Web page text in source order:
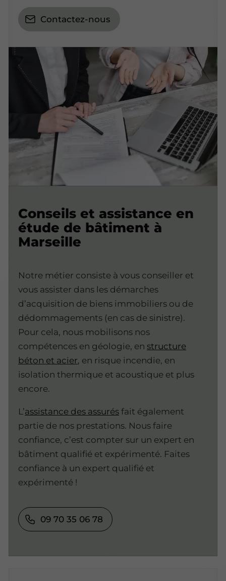
Contactez-nous
Conseils et assistance en
étude de bâtiment à
Marseille
Notre métier consiste à vous conseiller et
vous assister dans les démarches
d’acquisition de biens immobiliers ou de
dédommagements (en cas de sinistre).
Pour cela, nous mobilisons nos
compétences en géologie, en structure
béton et acier, en risque incendie, en
isolation thermique et acoustique et plus
encore.
L’assistance des assurés fait également
partie de nos prestations. Nous faire
confiance, c’est compter sur un expert en
bâtiment qualifié et expérimenté. Faites
confiance à un expert qualifié et
expérimenté !
09 70 35 06 78